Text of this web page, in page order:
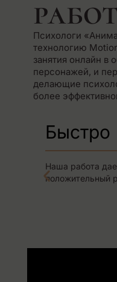
Психологи
технологию
занятия онлайн в
персонажей, и
делающие
более
Быстро
Наша работа
положительный